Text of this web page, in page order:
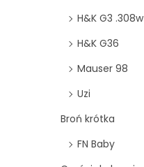
H&K G3 .308w
H&K G36
Mauser 98
Uzi
Broń krótka
FN Baby